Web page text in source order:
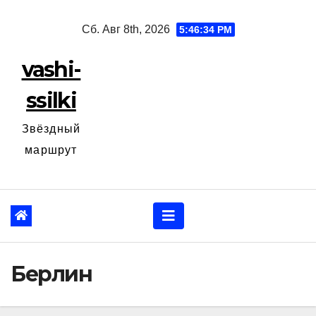
Сб. Авг 8th, 2026 5:46:35 PM
vashi-
ssilki
Звёздный
маршрут
Берлин